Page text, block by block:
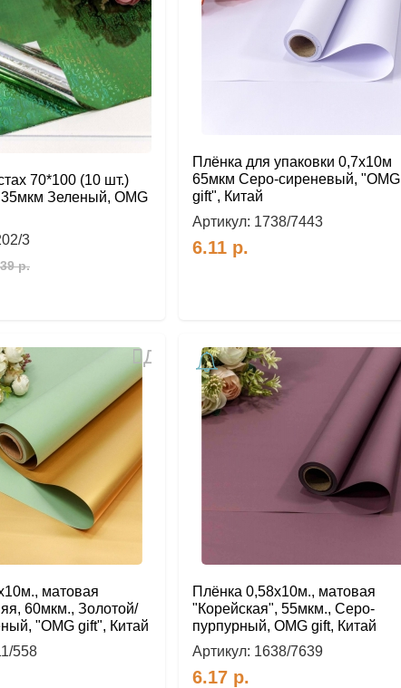
70*100 (10 шт.)
Зеленый, OMG
3
р.
Плёнка для упаковки 0,7х10м
65мкм Серо-сиреневый, "OMG
gift", Китай
Артикул: 1738/7443
6.11 р.
Добавить
в
избранное
матовая
60мкм., Золотой/
"OMG gift", Китай
558
Плёнка 0,58х10м., матовая
"Корейская", 55мкм., Серо-
пурпурный, OMG gift, Китай
Артикул: 1638/7639
6.17 р.